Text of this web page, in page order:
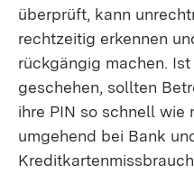
überprüft, kann
rechtzeitig erkennen
rückgängig machen.
geschehen, sollten
ihre PIN so schnell wie
umgehend bei Bank